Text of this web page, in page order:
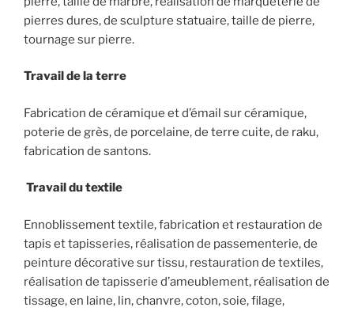
pierres dures, de sculpture statuaire, taille de pierre,
tournage sur pierre.
Travail de la terre
Fabrication de céramique et d’émail sur céramique,
poterie de grès, de porcelaine, de terre cuite, de raku,
fabrication de santons.
Travail du textile
Ennoblissement textile, fabrication et restauration de
tapis et tapisseries, réalisation de passementerie, de
peinture décorative sur tissu, restauration de textiles,
réalisation de tapisserie d’ameublement, réalisation de
tissage, en laine, lin, chanvre, coton, soie, filage,